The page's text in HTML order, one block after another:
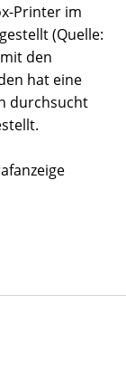
Printer im
(Quelle:
den
hat eine
durchsucht